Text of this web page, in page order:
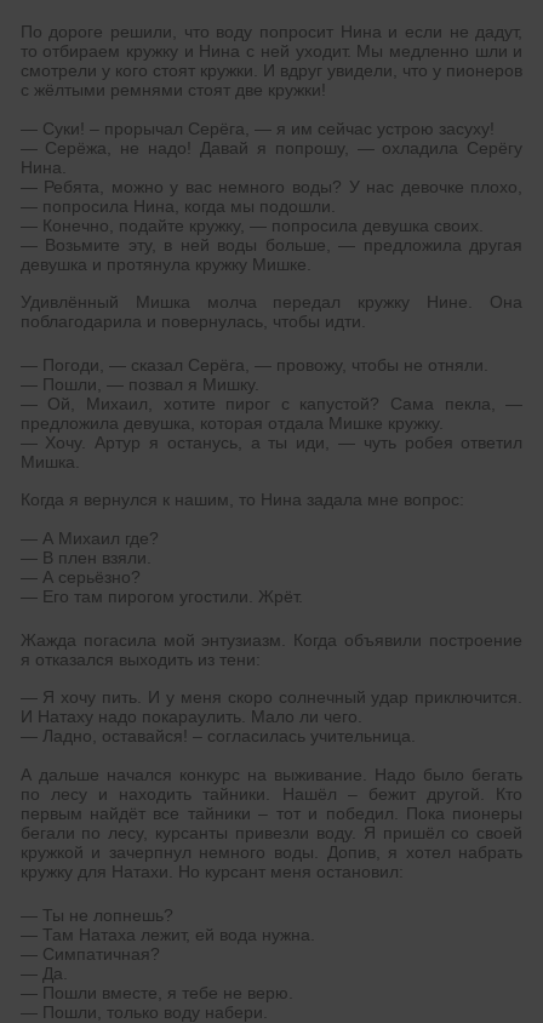
По дороге решили, что воду попросит Нина и если не дадут,
то отбираем кружку и Нина с ней уходит. Мы медленно шли и
смотрели у кого стоят кружки. И вдруг увидели, что у пионеров
с жёлтыми ремнями стоят две кружки!
— Суки! – прорычал Серёга, — я им сейчас устрою засуху!
— Серёжа, не надо! Давай я попрошу, — охладила Серёгу
Нина.
— Ребята, можно у вас немного воды? У нас девочке плохо,
— попросила Нина, когда мы подошли.
— Конечно, подайте кружку, — попросила девушка своих.
— Возьмите эту, в ней воды больше, — предложила другая
девушка и протянула кружку Мишке.
Удивлённый Мишка молча передал кружку Нине. Она
поблагодарила и повернулась, чтобы идти.
— Погоди, — сказал Серёга, — провожу, чтобы не отняли.
— Пошли, — позвал я Мишку.
— Ой, Михаил, хотите пирог с капустой? Сама пекла, —
предложила девушка, которая отдала Мишке кружку.
— Хочу. Артур я останусь, а ты иди, — чуть робея ответил
Мишка.
Когда я вернулся к нашим, то Нина задала мне вопрос:
— А Михаил где?
— В плен взяли.
— А серьёзно?
— Его там пирогом угостили. Жрёт.
Жажда погасила мой энтузиазм. Когда объявили построение
я отказался выходить из тени:
— Я хочу пить. И у меня скоро солнечный удар приключится.
И Натаху надо покараулить. Мало ли чего.
— Ладно, оставайся! – согласилась учительница.
А дальше начался конкурс на выживание. Надо было бегать
по лесу и находить тайники. Нашёл – бежит другой. Кто
первым найдёт все тайники – тот и победил. Пока пионеры
бегали по лесу, курсанты привезли воду. Я пришёл со своей
кружкой и зачерпнул немного воды. Допив, я хотел набрать
кружку для Натахи. Но курсант меня остановил:
— Ты не лопнешь?
— Там Натаха лежит, ей вода нужна.
— Симпатичная?
— Да.
— Пошли вместе, я тебе не верю.
— Пошли, только воду набери.